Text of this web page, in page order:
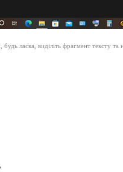
ласка, виділіть фрагмент тексту та